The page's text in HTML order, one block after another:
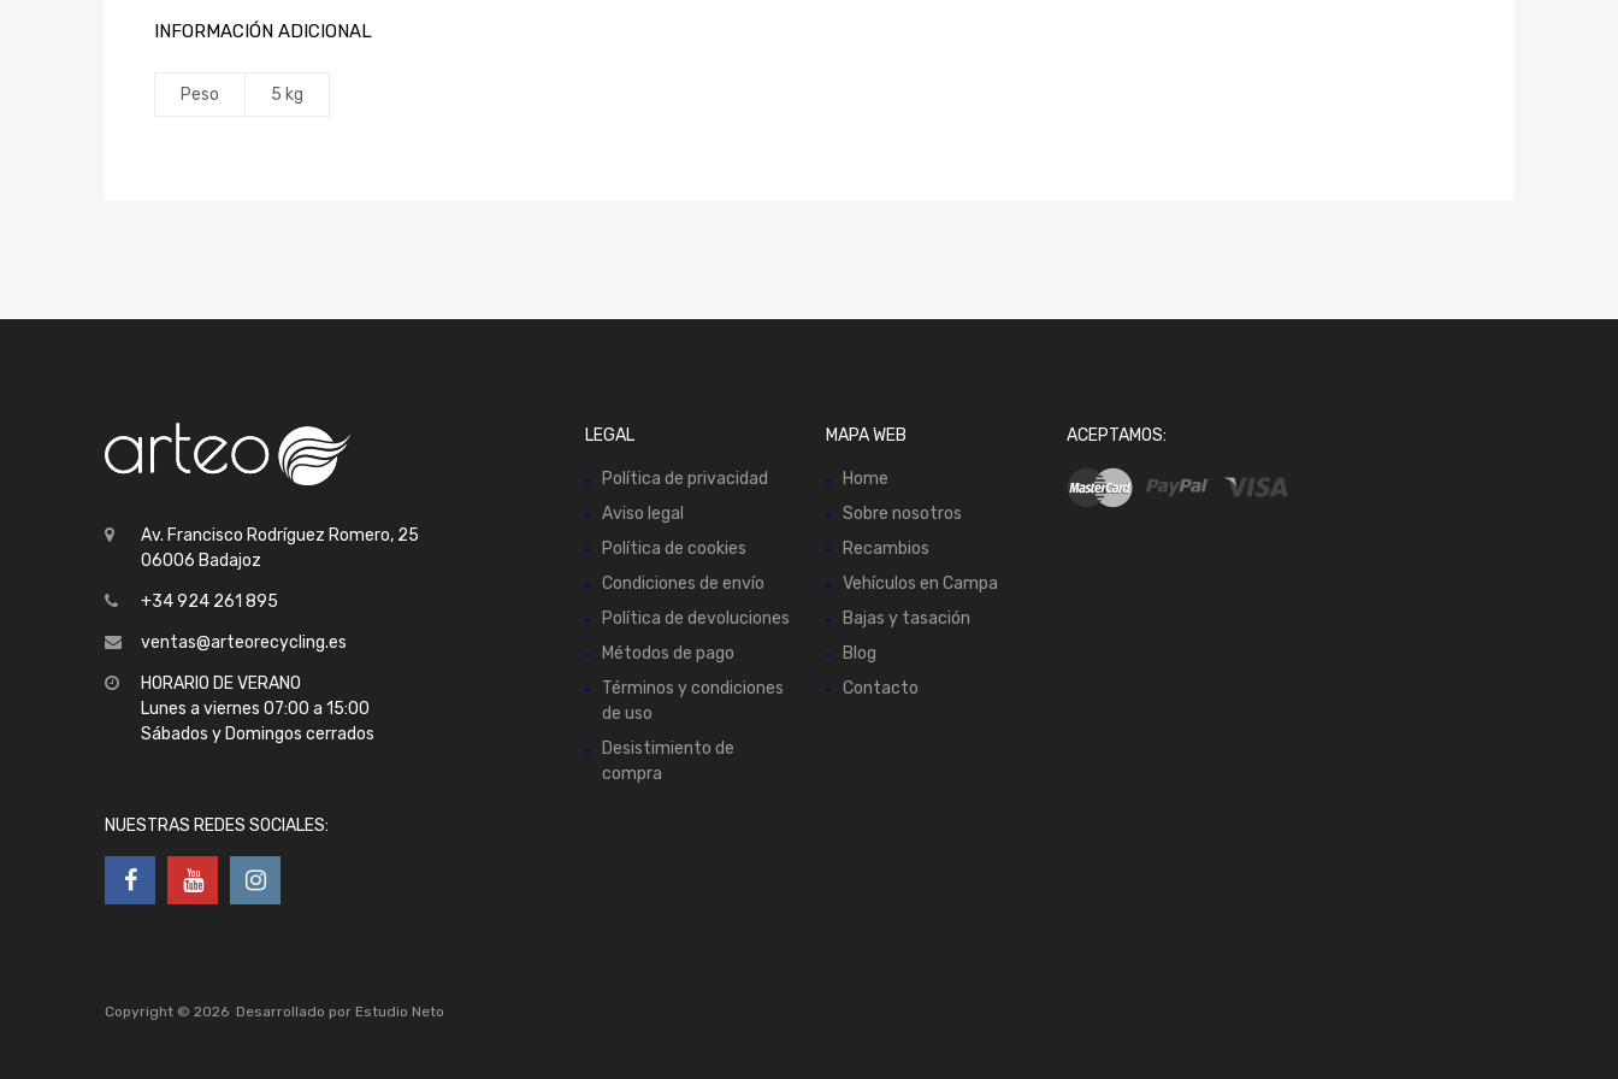
INFORMACIÓN ADICIONAL
Peso 5 kg
Av. Francisco Rodríguez Romero, 25
06006 Badajoz
+34 924 261 895
ventas@arteorecycling.es
HORARIO DE VERANO
Lunes a viernes 07:00 a 15:00
Sábados y Domingos cerrados
NUESTRAS REDES SOCIALES:
LEGAL
Política de privacidad
Aviso legal
Política de cookies
Condiciones de envío
Política de devoluciones
Métodos de pago
Términos y condiciones
de uso
Desistimiento de
compra
MAPA WEB
Home
Sobre nosotros
Recambios
Vehículos en Campa
Bajas y tasación
Blog
Contacto
ACEPTAMOS:
Copyright © 2026 Desarrollado por Estudio Neto